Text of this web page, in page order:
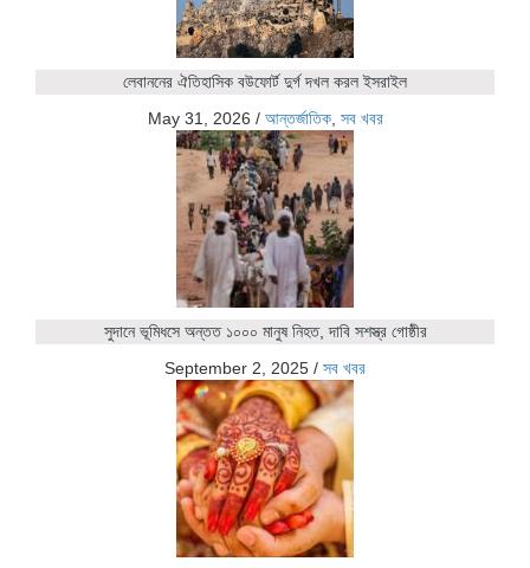
লেবাননের ঐতিহাসিক বউফোর্ট দুর্গ দখল করল ইসরাইল
May 31, 2026 / আন্তর্জাতিক, সব খবর
সুদানে ভূমিধসে অন্তত ১০০০ মানুষ নিহত, দাবি সশস্ত্র গোষ্ঠীর
September 2, 2025 / সব খবর